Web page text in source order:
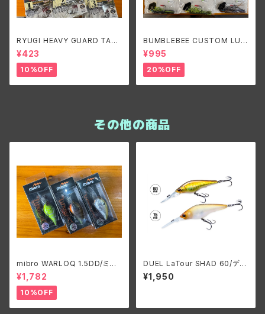
RYUGI HEAVY GUARD TALI
SMAN/リューギ ヘビーガードタ
リズマン
¥423
10%OFF
BUMBLEBEE CUSTOM LUR
ES B-BLADE ORIGINAL 1/4
oz/バンブルビーカスタムルアー
ズ ビーブレードオリジナル1/4o
z
¥995
20%OFF
その他の商品
mibro WARLOQ 1.5DD/ミブ
ロ ワーロック 1.5DD
¥1,782
10%OFF
DUEL LaTour SHAD 60/デュ
エル ラトゥールシャッド60
¥1,950